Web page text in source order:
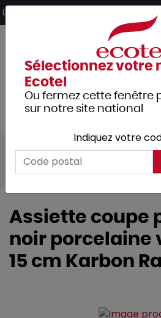
Livraison offerte dès 249€ HT
Tous les produits
Arts de
Vaisselle
Assiettes &
Assiette coupe
noir porcelaine
15 cm Karbon
Sélectionnez votre
Ecotel
Ou fermez cette fenêtre
sur notre site national
Indiquez votre
Panneau de gestion des cookies